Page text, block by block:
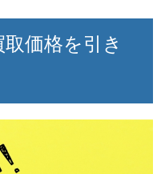
価格を引き